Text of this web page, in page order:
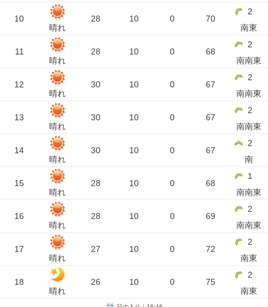
10
晴れ
28 10 0 70
2
南東
11
晴れ
28 10 0 68
2
南南東
12
晴れ
30 10 0 67
2
南南東
13
晴れ
30 10 0 67
2
南南東
14
晴れ
30 10 0 67
2
南
15
晴れ
28 10 0 68
1
南南東
16
晴れ
28 10 0 69
2
南南東
17
晴れ
27 10 0 72
2
南東
18
晴れ
26 10 0 75
2
南東